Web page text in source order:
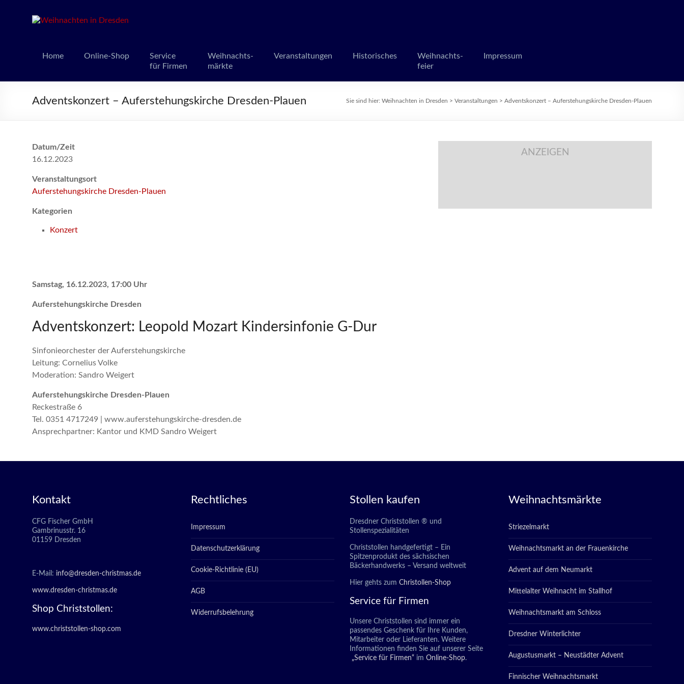
Home Online-Shop
Service
für Firmen
Weihnachts-
märkte
Veranstaltungen Historisches
Weihnachts-
feier
Impressum
Adventskonzert – Auferstehungskirche Dresden-Plauen Sie sind hier: Weihnachten in Dresden > Veranstaltungen > Adventskonzert – Auferstehungskirche Dresden-Plauen
Datum/Zeit
16.12.2023
Veranstaltungsort
Auferstehungskirche Dresden-Plauen
Kategorien
Konzert
Samstag, 16.12.2023, 17:00 Uhr
Auferstehungskirche Dresden
Adventskonzert: Leopold Mozart Kindersinfonie G-Dur
Sinfonieorchester der Auferstehungskirche
Leitung: Cornelius Volke
Moderation: Sandro Weigert
Auferstehungskirche Dresden-Plauen
Reckestraße 6
Tel. 0351 4717249 | www.auferstehungskirche-dresden.de
Ansprechpartner: Kantor und KMD Sandro Weigert
ANZEIGEN
Kontakt
CFG Fischer GmbH
Gambrinusstr. 16
01159 Dresden
E-Mail: info@dresden-christmas.de
www.dresden-christmas.de
Shop Christstollen:
www.christstollen-shop.com
Rechtliches
Impressum
Datenschutzerklärung
Cookie-Richtlinie (EU)
AGB
Widerrufsbelehrung
Stollen kaufen
Dresdner Christstollen ® und
Stollenspezialitäten
Christstollen handgefertigt – Ein
Spitzenprodukt des sächsischen
Bäckerhandwerks – Versand weltweit
Hier gehts zum Christollen-Shop
Service für Firmen
Unsere Christstollen sind immer ein
passendes Geschenk für Ihre Kunden,
Mitarbeiter oder Lieferanten. Weitere
Informationen finden Sie auf unserer Seite
„Service für Firmen“ im Online-Shop.
Weihnachtsmärkte
Striezelmarkt
Weihnachtsmarkt an der Frauenkirche
Advent auf dem Neumarkt
Mittelalter Weihnacht im Stallhof
Weihnachtsmarkt am Schloss
Dresdner Winterlichter
Augustusmarkt – Neustädter Advent
Finnischer Weihnachtsmarkt